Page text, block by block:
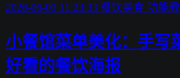
2026-06-09 11:23:33 餐饮美食 功能
小餐馆菜单美化：手写
好看的餐饮海报